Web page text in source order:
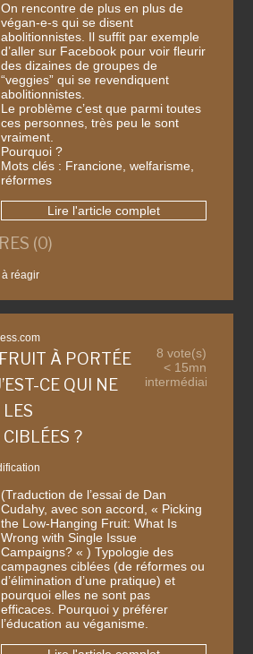
On rencontre de plus en plus de
végan-e-s qui se disent
abolitionnistes. Il suffit par exemple
d’aller sur Facebook pour voir fleurir
des dizaines de groupes de
“veggies” qui se revendiquent
abolitionnistes.
Le problème c’est que parmi toutes
ces personnes, très peu le sont
vraiment.
Pourquoi ?
Mots clés : Francione, welfarisme,
réformes
Lire l'article complet
(0)
réagir
À PORTÉE
CE QUI NE
LES
?
8 vote(s)
< 15mn
intermédiaire
(Traduction de l’essai de Dan
Cudahy, avec son accord, « Picking
the Low-Hanging Fruit: What Is
Wrong with Single Issue
Campaigns? « ) Typologie des
campagnes ciblées (de réformes ou
d’élimination d’une pratique) et
pourquoi elles ne sont pas
efficaces. Pourquoi y préférer
l’éducation au véganisme.